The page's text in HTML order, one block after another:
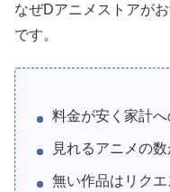
なぜDアニメストアが
です。
料金が安く家計
見れるアニメの数
無い作品はリク